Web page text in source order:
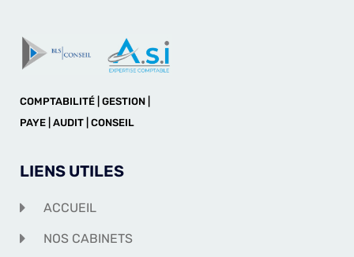
COMPTABILITÉ | GESTION |
PAYE | AUDIT | CONSEIL
LIENS UTILES
ACCUEIL
NOS CABINETS